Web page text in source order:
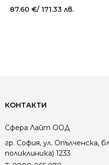
87.60 €/ 171.33 лв.
КОНТАКТИ
Сфера Лайт ООД
гр. София, ул. Опълченска,
поликлиника) 1233